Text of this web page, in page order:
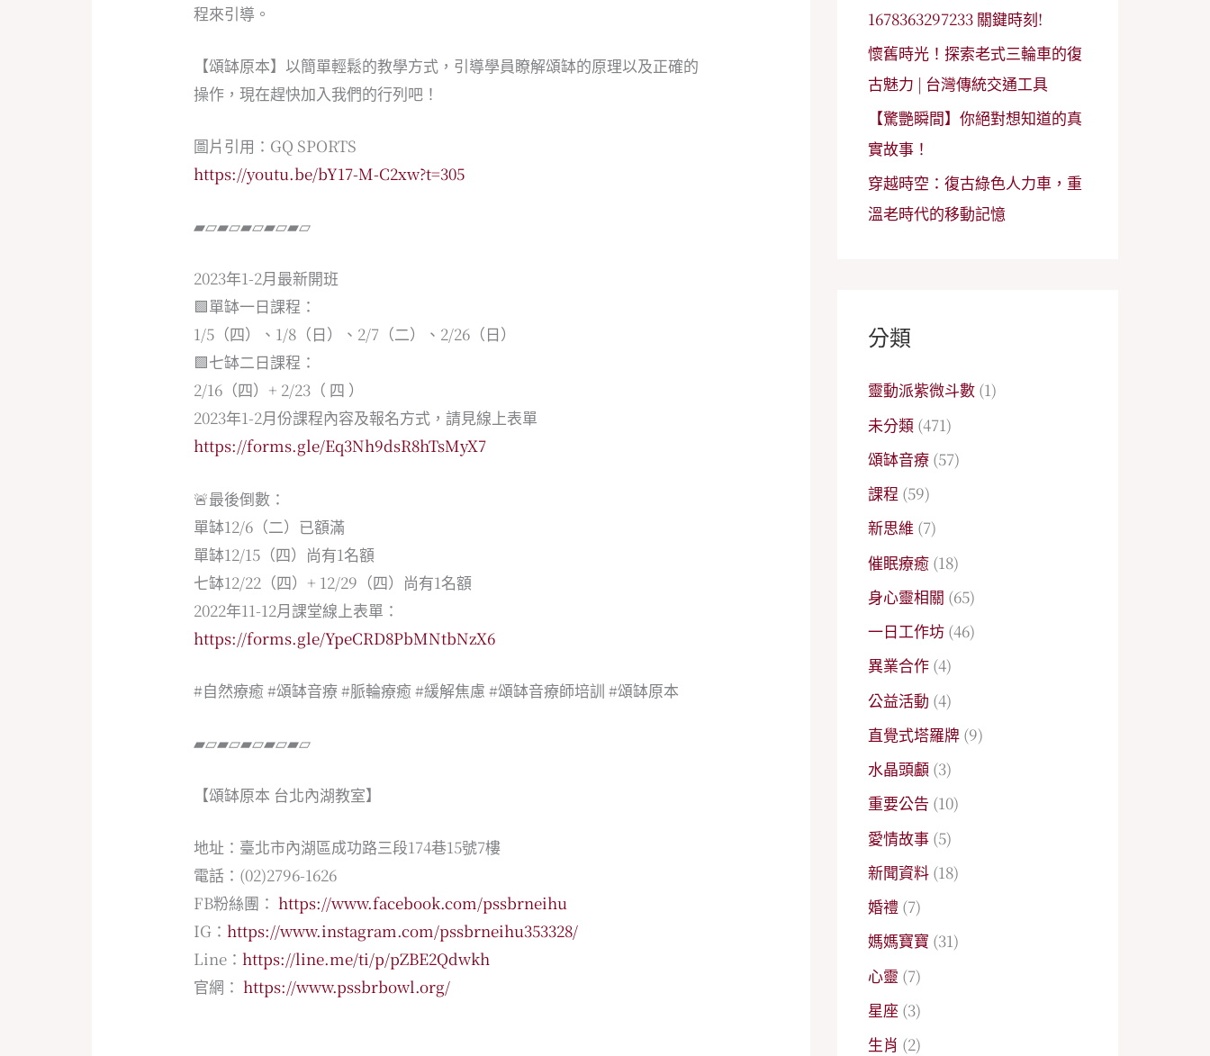
程來引導。
【頌缽原本】以簡單輕鬆的教學方式，引導學員瞭解頌缽的原理以及正確的
操作，現在趕快加入我們的行列吧！
圖片引用：GQ SPORTS
https://youtu.be/bY17-M-C2xw?t=305
▰▱▰▱▰▱▰▱▰▱
2023年1-2月最新開班
🟩單缽一日課程：
1/5（四）、1/8（日）、2/7（二）、2/26（日）
🟩七缽二日課程：
2/16（四）+ 2/23（ 四 ）
2023年1-2月份課程內容及報名方式，請見線上表單
https://forms.gle/Eq3Nh9dsR8hTsMyX7
🚨最後倒數：
單缽12/6（二）已額滿
單缽12/15（四）尚有1名額
七缽12/22（四）+ 12/29（四）尚有1名額
2022年11-12月課堂線上表單：
https://forms.gle/YpeCRD8PbMNtbNzX6
#自然療癒#頌缽音療#脈輪療癒#緩解焦慮 #頌缽音療師培訓 #頌缽原本
▰▱▰▱▰▱▰▱▰▱
【頌缽原本 台北內湖教室】
地址：臺北市內湖區成功路三段174巷15號7樓
電話：(02)2796-1626
FB粉絲團： https://www.facebook.com/pssbrneihu
IG：https://www.instagram.com/pssbrneihu353328/
Line：https://line.me/ti/p/pZBE2Qdwkh
官網：https://www.pssbrbowl.org/
1678363297233 關鍵時刻!
懷舊時光！探索老式三輪車的復
古魅力 | 台灣傳統交通工具
【驚艷瞬間】你絕對想知道的真
實故事！
穿越時空：復古綠色人力車，重
溫老時代的移動記憶
分類
靈動派紫微斗數 (1)
未分類 (471)
頌缽音療 (57)
課程 (59)
新思維 (7)
催眠療癒 (18)
身心靈相關 (65)
一日工作坊 (46)
異業合作 (4)
公益活動 (4)
直覺式塔羅牌 (9)
水晶頭顱 (3)
重要公告 (10)
愛情故事 (5)
新聞資料 (18)
婚禮 (7)
媽媽寶寶 (31)
心靈 (7)
星座 (3)
生肖 (2)